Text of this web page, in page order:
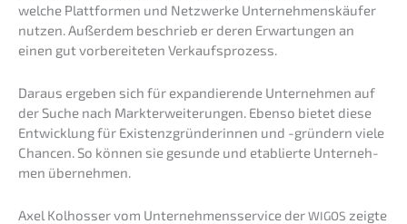
welche Platt­for­men und Netzwer­ke Unter­neh­mens­käu­fer
nutzen. Außer­dem beschrieb er deren Erwar­tun­gen an
einen gut vorbe­rei­te­ten Verkaufsprozess.
Daraus ergeben sich für expan­die­ren­de Unter­neh­men auf
der Suche nach Markt­er­wei­te­run­gen. Ebenso bietet diese
Entwick­lung für Existenz­grün­de­rin­nen und -gründern viele
Chancen. So können sie gesun­de und etablier­te Unter­neh­
men übernehmen.
Axel Kolhos­ser vom Unter­neh­mens­ser­vice derWIGOS zeigte